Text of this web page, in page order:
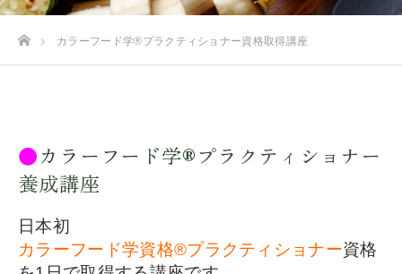
ホームカラーフード学®︎プラクティショナー資格取得講座
●カラーフード学®︎プラクティショナー
養成講座
日本初
カラーフード学資格®︎プラクティショナー資格